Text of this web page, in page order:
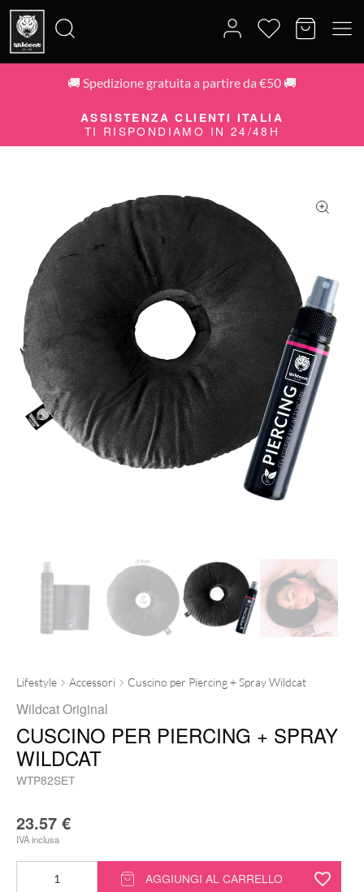
🚚 Spedizione gratuita a partire da €50 🚚
-10% SUL PROSSIMO ORDINE
ISCRIVITI ALLA NEWSLETTER
ASSISTENZA CLIENTI ITALIA
TI RISPONDIAMO IN 24/48H
Lifestyle Accessori Cuscino per Piercing + Spray Wildcat
Wildcat Original
CUSCINO PER PIERCING + SPRAY
WILDCAT
WTP82SET
23.57 €
IVA inclusa
AGGIUNGI AL CARRELLO